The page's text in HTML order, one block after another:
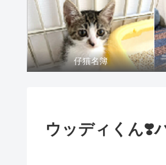
仔猫名簿
ウッディくん❣️